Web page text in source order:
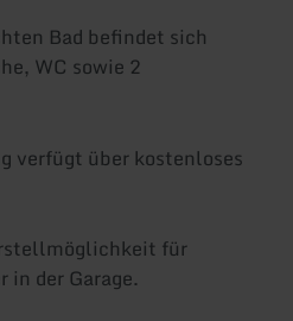
Bad befindet sich
WC sowie 2
verfügt über kostenloses
für
in der Garage.